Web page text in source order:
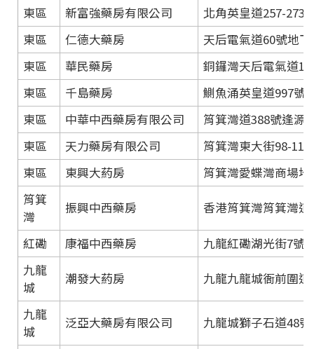
東區 新富強藥房有限公司
北角英皇道257-273
東區
仁德大藥房
天后電氣道60號地下
東區
華民藥房
銅鑼灣天后電氣道
東區
千島藥房
鰂魚涌英皇道997號
東區
中華中西藥房有限公司
筲箕灣道388號逢源
東區
天力藥房有限公司
筲箕灣東大街98-
東區
東興大葯房
筲箕灣愛蝶灣商場地
筲箕
灣
振興中西藥房 香港筲箕灣筲箕灣
紅磡 康福中西藥房
九龍紅磡湖光街7號
九龍
城
潮發大葯房 九龍九龍城衙前圍
九龍
城
泛亞大藥房有限公司 九龍城獅子石道48